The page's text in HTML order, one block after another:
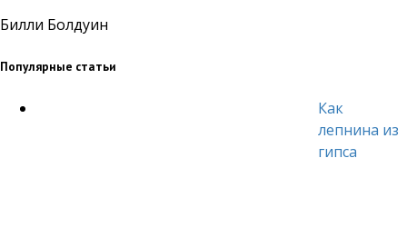
Билли Болдуин
Популярные статьи
Как
лепнина из
гипса